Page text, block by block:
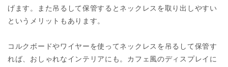
げます。また吊るして保管するとネックレスを取り出しやすい
というメリットもあります。
コルクボードやワイヤーを使ってネックレスを吊るして保管す
れば、おしゃれなインテリアにも。カフェ風のディスプレイに